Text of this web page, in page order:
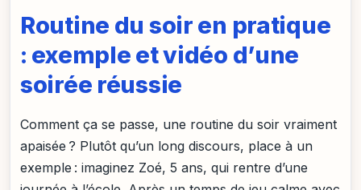
Routine du soir en pratique
: exemple et vidéo d’une
soirée réussie
Comment ça se passe, une routine du soir vraiment
apaisée ? Plutôt qu’un long discours, place à un
exemple : imaginez Zoé, 5 ans, qui rentre d’une